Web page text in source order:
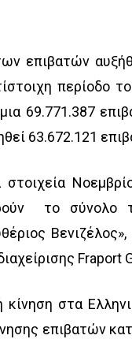
επιβατών
περίοδο
69.771.387
63.672.121
το σύνολο
Fraport
στα
επιβατών